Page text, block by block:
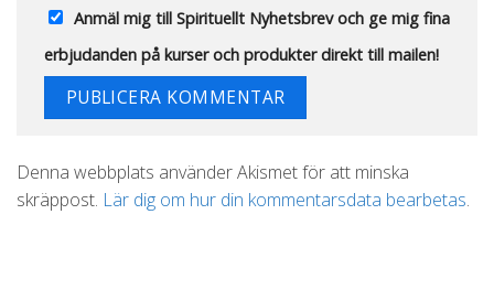
Anmäl mig till Spirituellt Nyhetsbrev och ge mig fina
erbjudanden på kurser och produkter direkt till mailen!
Denna webbplats använder Akismet för att minska
skräppost. Lär dig om hur din kommentarsdata bearbetas.